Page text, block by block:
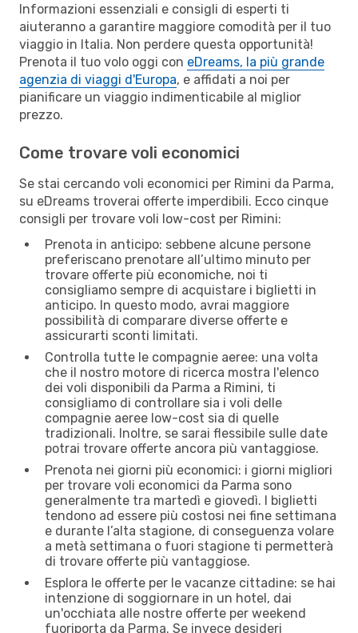
Informazioni essenziali e consigli di esperti ti
aiuteranno a garantire maggiore comodità per il tuo
viaggio in Italia. Non perdere questa opportunità!
Prenota il tuo volo oggi con eDreams, la più grande
agenzia di viaggi d'Europa, e affidati a noi per
pianificare un viaggio indimenticabile al miglior
prezzo.
Come trovare voli economici
Se stai cercando voli economici per Rimini da Parma,
su eDreams troverai offerte imperdibili. Ecco cinque
consigli per trovare voli low-cost per Rimini:
Prenota in anticipo: sebbene alcune persone
preferiscano prenotare all’ultimo minuto per
trovare offerte più economiche, noi ti
consigliamo sempre di acquistare i biglietti in
anticipo. In questo modo, avrai maggiore
possibilità di comparare diverse offerte e
assicurarti sconti limitati.
Controlla tutte le compagnie aeree: una volta
che il nostro motore di ricerca mostra l'elenco
dei voli disponibili da Parma a Rimini, ti
consigliamo di controllare sia i voli delle
compagnie aeree low-cost sia di quelle
tradizionali. Inoltre, se sarai flessibile sulle date
potrai trovare offerte ancora più vantaggiose.
Prenota nei giorni più economici: i giorni migliori
per trovare voli economici da Parma sono
generalmente tra martedì e giovedì. I biglietti
tendono ad essere più costosi nei fine settimana
e durante l’alta stagione, di conseguenza volare
a metà settimana o fuori stagione ti permetterà
di trovare offerte più vantaggiose.
Esplora le offerte per le vacanze cittadine: se hai
intenzione di soggiornare in un hotel, dai
un'occhiata alle nostre offerte per weekend
fuoriporta da Parma. Se invece desideri